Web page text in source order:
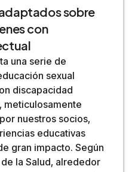
sobre
con
una serie de
sexual
discapacidad
meticulosamente
nuestros socios,
educativas
gran impacto. Según
de la Salud, alrededor